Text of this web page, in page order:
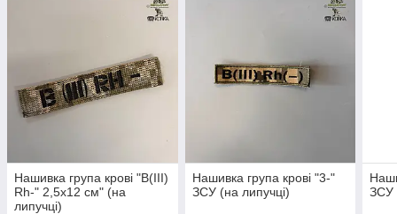
Нашивка група крові "B(III)
Rh-" 2,5х12 см" (на
липучці)
Нашивка група крові "3-"
ЗСУ (на липучці)
ЗСУ